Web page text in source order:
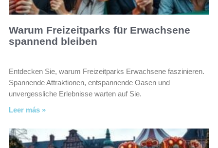
Warum Freizeitparks für Erwachsene
spannend bleiben
Entdecken Sie, warum Freizeitparks Erwachsene faszinieren.
Spannende Attraktionen, entspannende Oasen und
unvergessliche Erlebnisse warten auf Sie.
Leer más »